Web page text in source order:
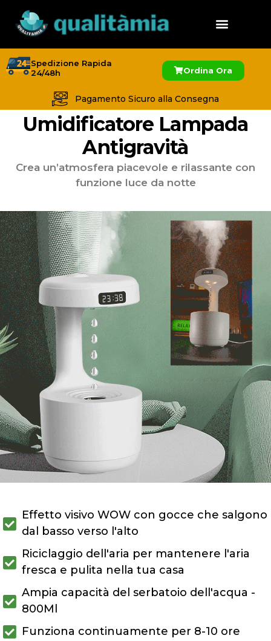
Spedizione Rapida
24/48h
Ordina Ora
Pagamento Sicuro alla Consegna
Umidificatore Lampada
Antigravità
Crea un’atmosfera piacevole e rilassante con
funzione luce da notte
Effetto visivo WOW con gocce che salgono
dal basso verso l'alto
Riciclaggio dell'aria per mantenere l'aria
fresca e pulita nella tua casa
Ampia capacità del serbatoio dell'acqua -
800Ml
Funziona continuamente per 8-10 ore